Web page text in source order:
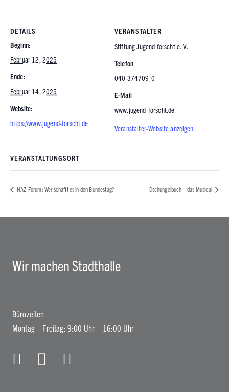
DETAILS
Beginn:
Februar 12, 2025
Ende:
Februar 14, 2025
Website:
https://www.jugend-forscht.de
VERANSTALTER
Stiftung Jugend forscht e. V.
Telefon
040 374709-0
E-Mail
www.jugend-forscht.de
Veranstalter-Website anzeigen
VERANSTALTUNGSORT
HAZ-Forum: Wer schafft es in den Bundestag? Dschungelbuch – das Musical
Wir machen Stadthalle
Bürozeiten
Montag – Freitag: 9:00 Uhr – 16:00 Uhr